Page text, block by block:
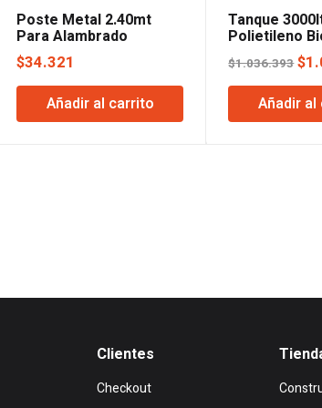
Poste Metal 2.40mt
Para Alambrado
Acindar
$34.321
Añadir al carrito
Tanque
Polietileno
Mayper
$1.036.393El
$
Añadir
Clientes
Checkout